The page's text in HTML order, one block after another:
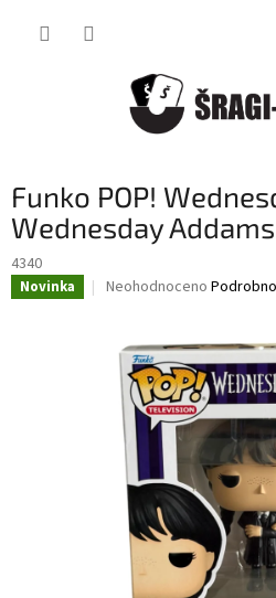
Funko POP!
Wednesday Addams
4340
Novinka
Průměrné
0,0
hvězdiček.
Neohodnoceno